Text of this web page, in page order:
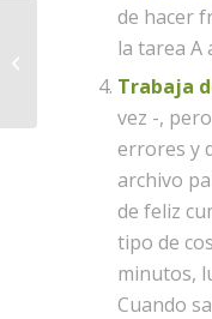
de hacer
la tarea A
Trabaja
vez -,
errores y
archivo
de feliz
tipo de
minutos,
Cuando
Cinco puntos para